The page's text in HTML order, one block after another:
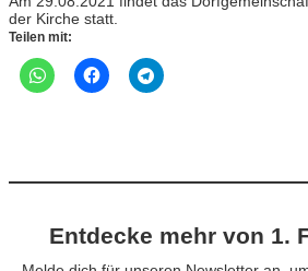
der Kirche statt.
Teilen mit:
Entdecke mehr von 1.